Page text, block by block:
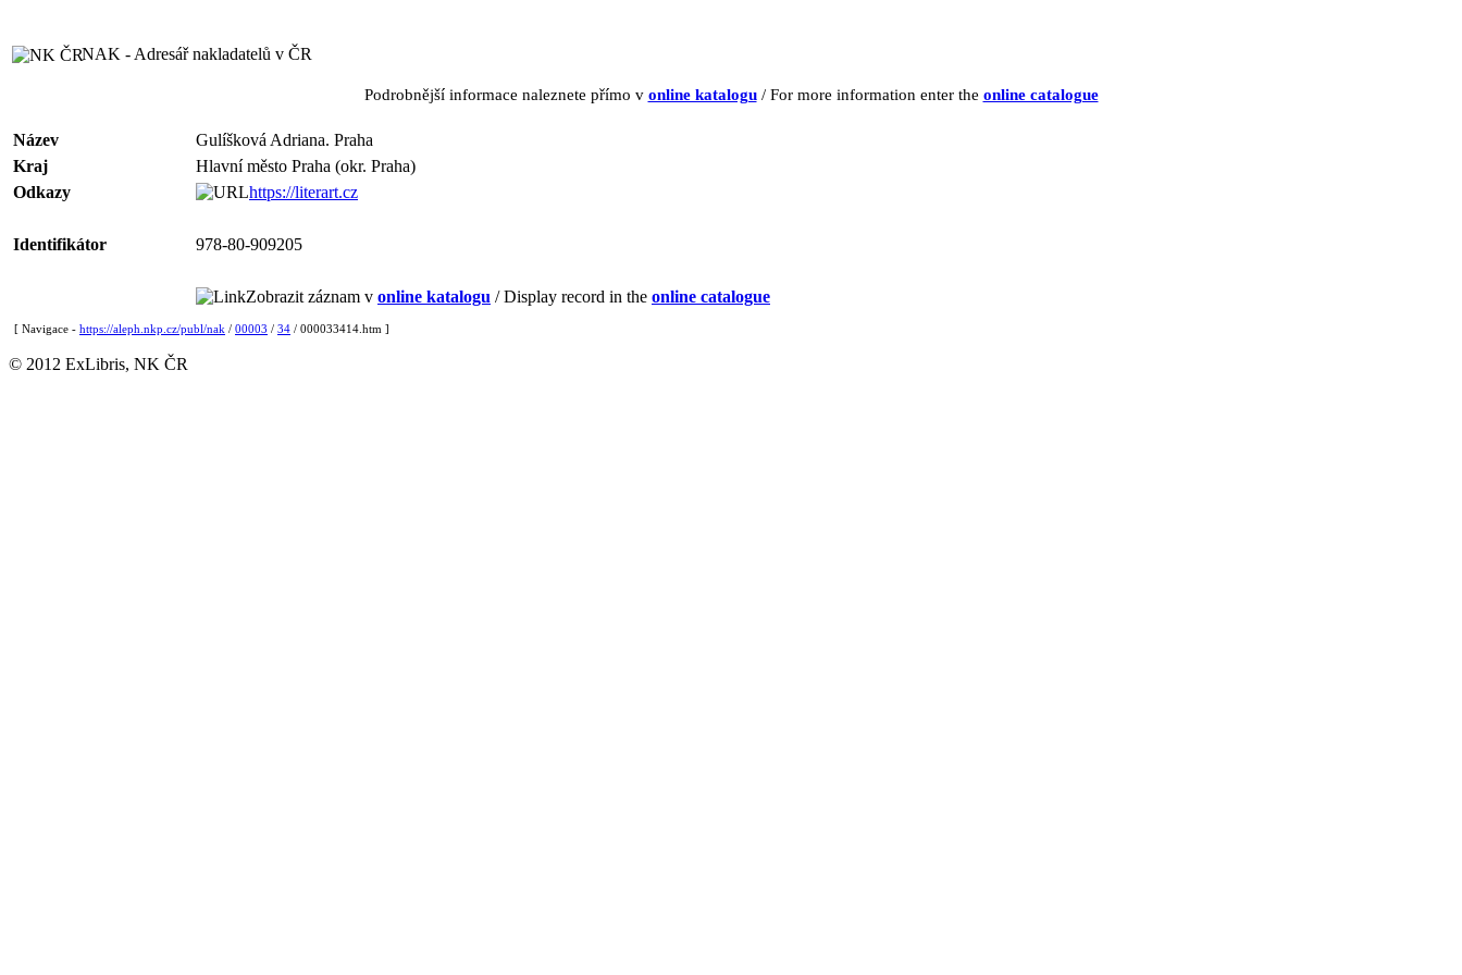
NAK - Adresář nakladatelů v ČR
Podrobnější informace naleznete přímo v online katalogu/ For more information enter the online catalogue
Název
Gulíšková Adriana. Praha
Kraj
Hlavní město Praha (okr. Praha)
Odkazy
https://literart.cz
Identifikátor 978-80-909205
Zobrazit záznam v online katalogu / Display record in the online catalogue
[ Navigace - https://aleph.nkp.cz/publ/nak / 00003 / 34 / 000033414.htm ]
© 2012 ExLibris, NK ČR